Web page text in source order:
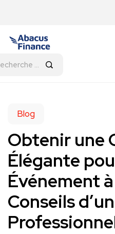
Blog
Obtenir une
Élégante
Événement
Conseils